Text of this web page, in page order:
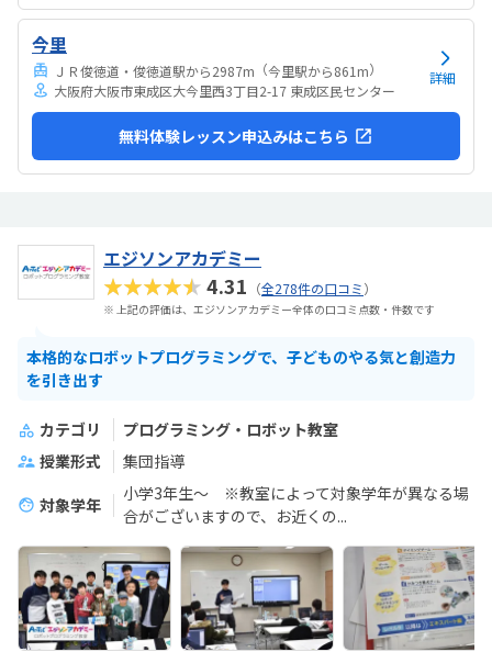
今里
ＪＲ俊徳道・俊徳道駅から2987m （今里駅から861m）
大阪府大阪市東成区大今里西3丁目2-17 東成区民センター
詳細
無料体験レッスン申込みはこちら
エジソンアカデミー
★★★★★4.31 （全278件の口コミ）
※ 上記の評価は、エジソンアカデミー全体の口コミ点数・件数です
本格的なロボットプログラミングで、子どものやる気と創造力
を引き出す
カテゴリ
プログラミング・ロボット教室
授業形式
集団指導
対象学年
小学3年生～ ※教室によって対象学年が異なる場
合がございますので、お近くの...